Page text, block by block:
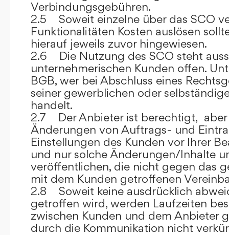
Verbindungsgebühren.
2.5 Soweit einzelne über das SCO
Funktionalitäten Kosten auslösen
hierauf jeweils zuvor hingewiesen.
2.6 Die Nutzung des SCO steht
unternehmerischen Kunden offen.
BGB, wer bei Abschluss eines
seiner gewerblichen oder
handelt.
2.7 Der Anbieter ist berechtigt,
Änderungen von Auftrags- und
Einstellungen des Kunden vor Ihrer
und nur solche Änderungen/Inhalte
veröffentlichen, die nicht gegen das
mit dem Kunden getroffenen
2.8 Soweit keine ausdrücklich
getroffen wird, werden Laufzeiten
zwischen Kunden und dem Anbieter
durch die Kommunikation nicht